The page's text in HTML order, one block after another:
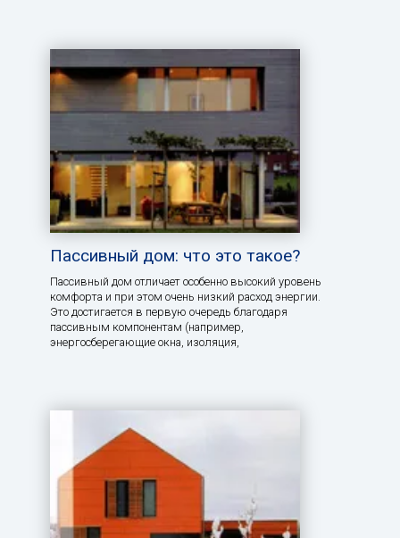
Пассивный дом: что это такое?
Пассивный дом отличает особенно высокий уровень
комфорта и при этом очень низкий расход энергии.
Это достигается в первую очередь благодаря
пассивным компонентам (например,
энергосберегающие окна, изоляция,